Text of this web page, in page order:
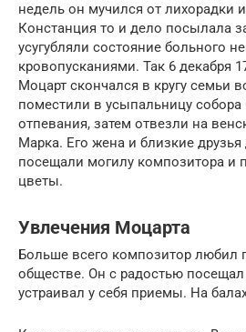
недель он мучился от лихорадки
Констанция то и дело посылала
усугубляли состояние больного
кровопусканиями. Так 6 декабря
Моцарт скончался в кругу семьи
поместили в усыпальницу
отпевания, затем отвезли на
Марка. Его жена и близкие
посещали могилу композитора и
цветы.
Увлечения Моцарта
Больше всего композитор любил
обществе. Он с радостью
устраивал у себя приемы. На